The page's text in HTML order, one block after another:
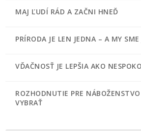
MAJ ĽUDÍ RÁD A ZAČNI HNEĎ
PRÍRODA JE LEN JEDNA – A MY SME
VĎAČNOSŤ JE LEPŠIA AKO
ROZHODNUTIE PRE
VYBRAŤ